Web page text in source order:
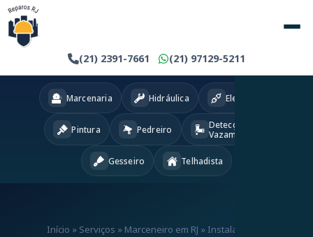
(21) 2391-7661 (21) 97129-5211
Marcenaria Hidráulica Eletricista
Pintura Pedreiro
Detecção
Vazamentos
Gesseiro Telhadista
Início » Serviços » Marceneiro em RJ » Instalação de